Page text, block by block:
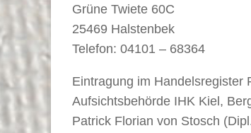
Grüne Twiete 60C
25469 Halstenbek
Telefon: 04101 – 68364
Eintragung im Handelsregister
Aufsichtsbehörde IHK Kiel,
Patrick Florian von Stosch